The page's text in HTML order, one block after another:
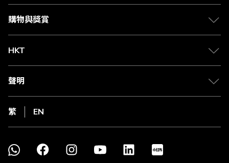
購物與獎賞
HKT
聲明
繁 EN